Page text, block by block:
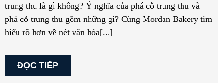
trung thu là gì không? Ý nghĩa của phá cỗ trung thu và
phá cỗ trung thu gồm những gì? Cùng Mordan Bakery tìm
hiểu rõ hơn về nét văn hóa[...]
ĐỌC TIẾP